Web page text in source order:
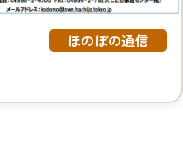
ほのぼの通信